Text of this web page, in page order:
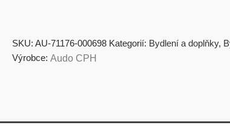
SKU: AU-71176-000698 Kategorií: Bydlení a doplňky,
Výrobce: Audo CPH